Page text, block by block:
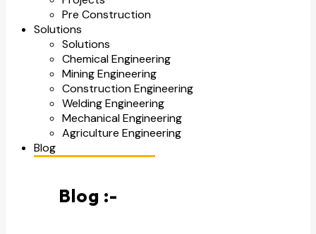
Pre Construction
Solutions
Solutions
Chemical Engineering
Mining Engineering
Construction Engineering
Welding Engineering
Mechanical Engineering
Agriculture Engineering
Blog
Blog :-